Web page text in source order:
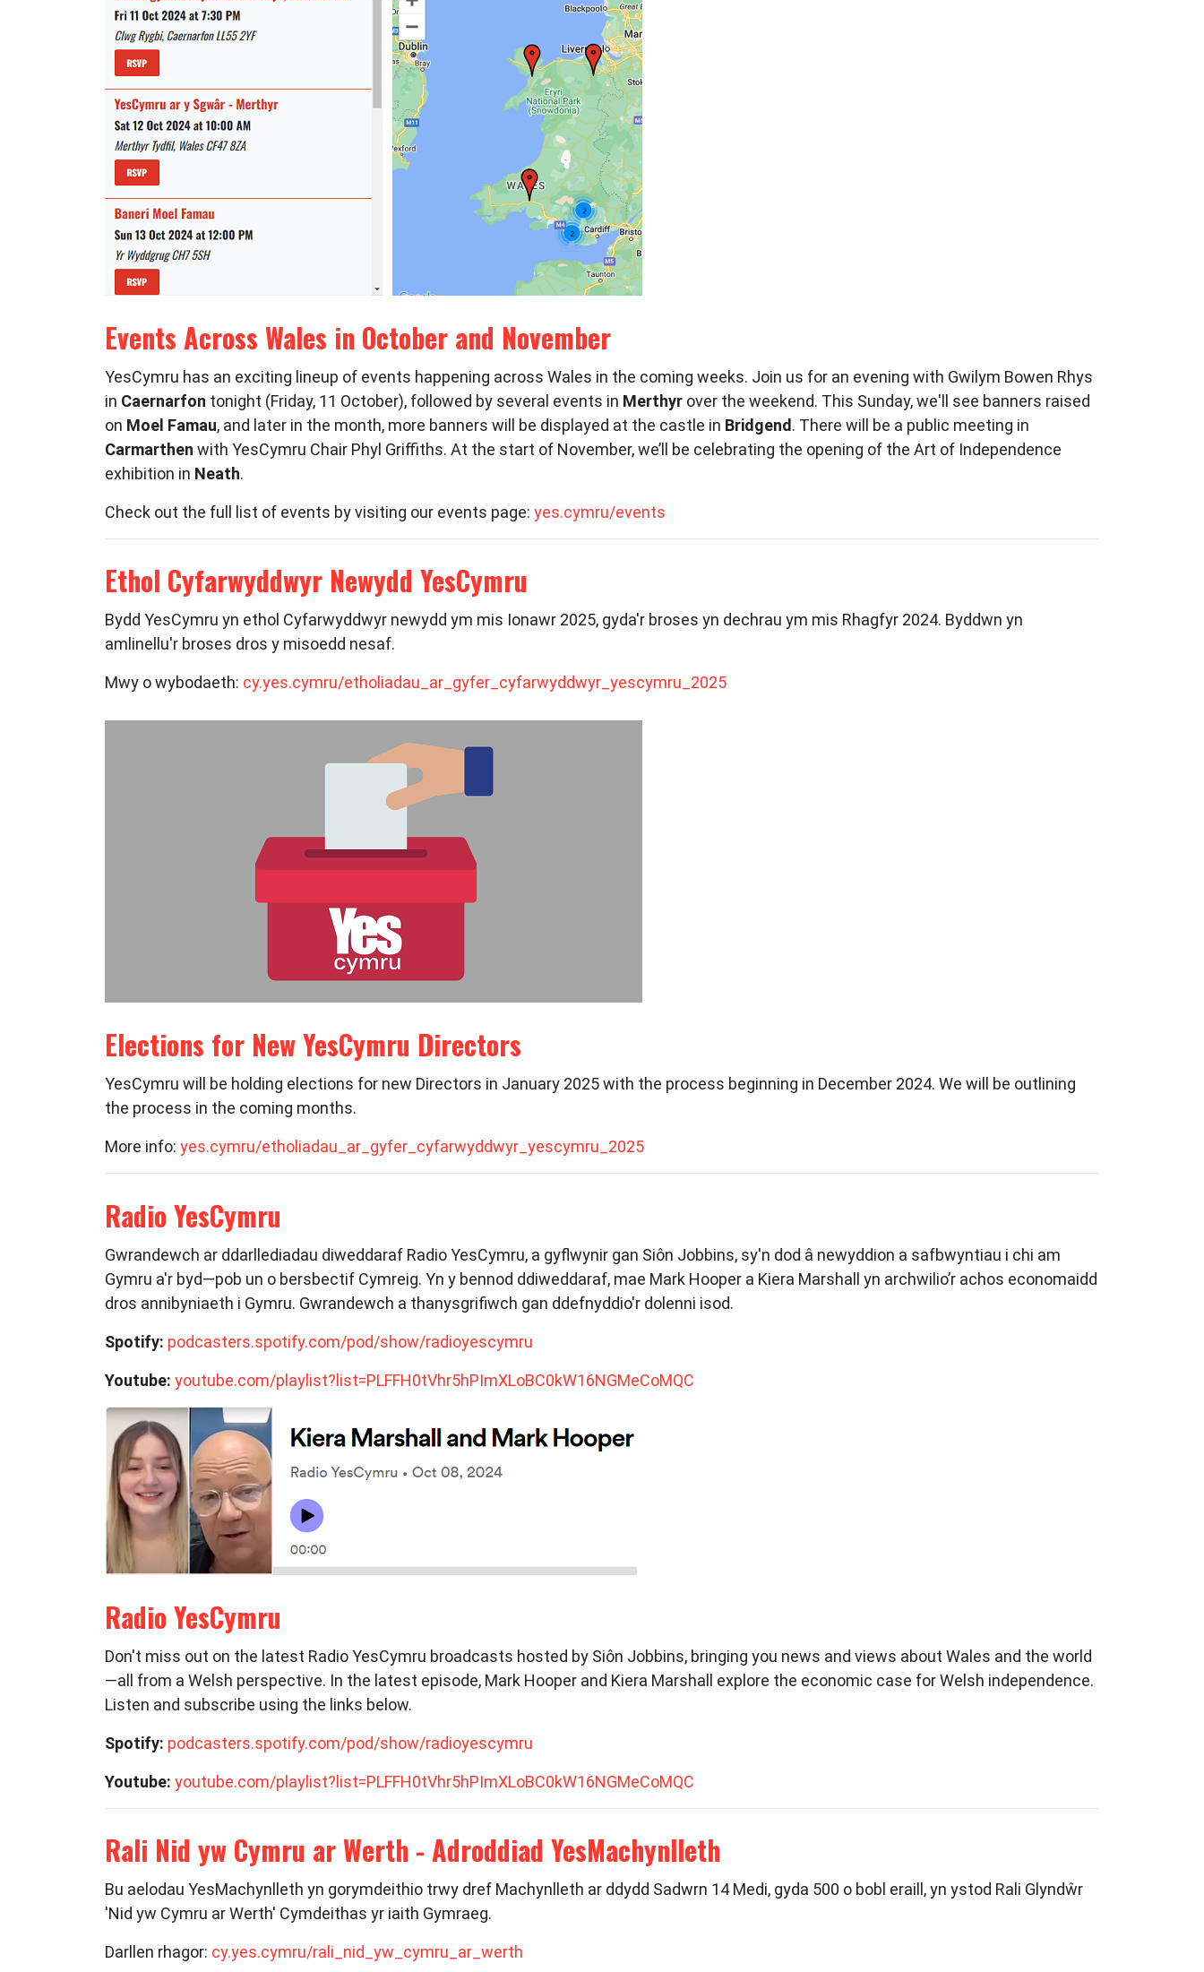
Events Across Wales in October and November
YesCymru has an exciting lineup of events happening across Wales in the coming weeks. Join us for an evening with Gwilym Bowen Rhys
in Caernarfon tonight (Friday, 11 October), followed by several events in Merthyr over the weekend. This Sunday, we'll see banners raised
on Moel Famau, and later in the month, more banners will be displayed at the castle in Bridgend. There will be a public meeting in
Carmarthen with YesCymru Chair Phyl Griffiths. At the start of November, we’ll be celebrating the opening of the Art of Independence
exhibition in Neath.
Check out the full list of events by visiting our events page: yes.cymru/events
Ethol Cyfarwyddwyr Newydd YesCymru
Bydd YesCymru yn ethol Cyfarwyddwyr newydd ym mis Ionawr 2025, gyda'r broses yn dechrau ym mis Rhagfyr 2024. Byddwn yn
amlinellu'r broses dros y misoedd nesaf.
Mwy o wybodaeth: cy.yes.cymru/etholiadau_ar_gyfer_cyfarwyddwyr_yescymru_2025
Elections for New YesCymru Directors
YesCymru will be holding elections for new Directors in January 2025 with the process beginning in December 2024. We will be outlining
the process in the coming months.
More info: yes.cymru/etholiadau_ar_gyfer_cyfarwyddwyr_yescymru_2025
Radio YesCymru
Gwrandewch ar ddarllediadau diweddaraf Radio YesCymru, a gyflwynir gan Siôn Jobbins, sy'n dod â newyddion a safbwyntiau i chi am
Gymru a'r byd—pob un o bersbectif Cymreig. Yn y bennod ddiweddaraf, mae Mark Hooper a Kiera Marshall yn archwilio’r achos economaidd
dros annibyniaeth i Gymru. Gwrandewch a thanysgrifiwch gan ddefnyddio'r dolenni isod.
Spotify: podcasters.spotify.com/pod/show/radioyescymru
Youtube: youtube.com/playlist?list=PLFFH0tVhr5hPImXLoBC0kW16NGMeCoMQC
Radio YesCymru
Don't miss out on the latest Radio YesCymru broadcasts hosted by Siôn Jobbins, bringing you news and views about Wales and the world
—all from a Welsh perspective. In the latest episode, Mark Hooper and Kiera Marshall explore the economic case for Welsh independence.
Listen and subscribe using the links below.
Spotify: podcasters.spotify.com/pod/show/radioyescymru
Youtube: youtube.com/playlist?list=PLFFH0tVhr5hPImXLoBC0kW16NGMeCoMQC
Rali Nid yw Cymru ar Werth - Adroddiad YesMachynlleth
Bu aelodau YesMachynlleth yn gorymdeithio trwy dref Machynlleth ar ddydd Sadwrn 14 Medi, gyda 500 o bobl eraill, yn ystod Rali Glyndŵr
'Nid yw Cymru ar Werth' Cymdeithas yr iaith Gymraeg.
Darllen rhagor: cy.yes.cymru/rali_nid_yw_cymru_ar_werth